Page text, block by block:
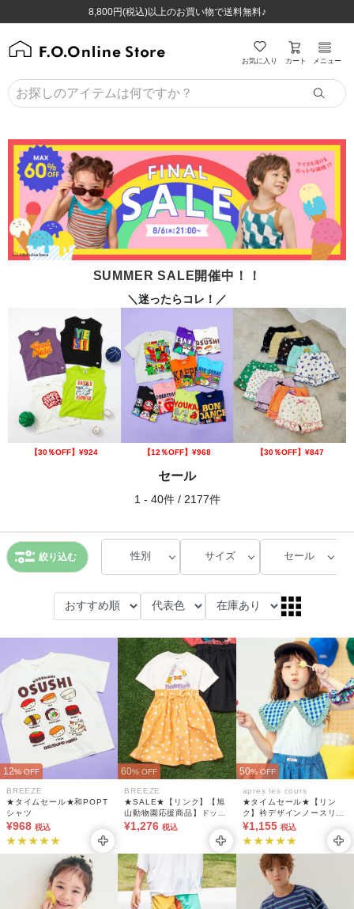
8,800円(税込)以上のお買い物で送料無料♪
ほぼ全品半額！！8/12(水)お昼12:59まで！！
8,800円(税込)以上のお買い物で送料無料♪
ほぼ全品半額！！8/12(水)お昼12:59まで！！
お気に入り カート メニュー
SUMMER SALE開催中！！
＼迷ったらコレ！／
【30％OFF】¥924 【12％OFF】¥968 【30％OFF】¥847
セール
1 - 40件 / 2177件
絞り込む 性別 サイズ セール
12% OFF
BREEZE
★タイムセール★和POPT
シャツ
¥968 税込
60% OFF
BREEZE
★SALE★【リンク】【旭
山動物園応援商品】ドッキ
ングワンピース
¥1,276 税込
50% OFF
apres les cours
★タイムセール★【リン
ク】衿デザインノースリー
ブトップス
¥1,155 税込